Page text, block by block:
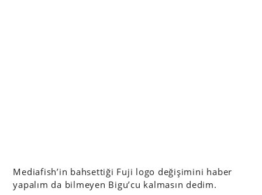
Mediafish’in bahsettiği Fuji logo değişimini haber
yapalım da bilmeyen Bigu’cu kalmasın dedim.